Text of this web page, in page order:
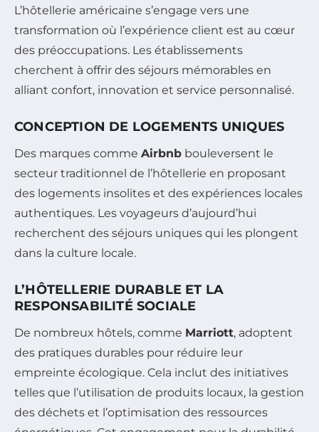
L’hôtellerie américaine s’engage vers une
transformation où l’expérience client est au cœur
des préoccupations. Les établissements
cherchent à offrir des séjours mémorables en
alliant confort, innovation et service personnalisé.
CONCEPTION DE LOGEMENTS UNIQUES
Des marques comme Airbnb bouleversent le
secteur traditionnel de l’hôtellerie en proposant
des logements insolites et des expériences locales
authentiques. Les voyageurs d’aujourd’hui
recherchent des séjours uniques qui les plongent
dans la culture locale.
L’HÔTELLERIE DURABLE ET LA
RESPONSABILITÉ SOCIALE
De nombreux hôtels, comme Marriott, adoptent
des pratiques durables pour réduire leur
empreinte écologique. Cela inclut des initiatives
telles que l’utilisation de produits locaux, la gestion
des déchets et l’optimisation des ressources